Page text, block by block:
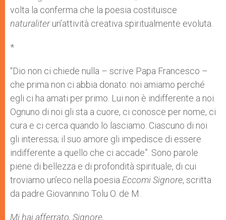
volta la conferma che la poesia costituisce
naturaliterun’attività creativa spiritualmente evoluta.
*
“Dio non ci chiede nulla – scrive Papa Francesco –
che prima non ci abbia donato: noi amiamo perché
egli ci ha amati per primo. Lui non è indifferente a noi.
Ognuno di noi gli sta a cuore, ci conosce per nome, ci
cura e ci cerca quando lo lasciamo. Ciascuno di noi
gli interessa; il suo amore gli impedisce di essere
indifferente a quello che ci accade”. Sono parole
piene di bellezza e di profondità spirituale, di cui
troviamo un’eco nella poesia Eccomi Signore, scritta
da padre Giovannino Tolu O. de M.
Mi hai afferrato, Signore,